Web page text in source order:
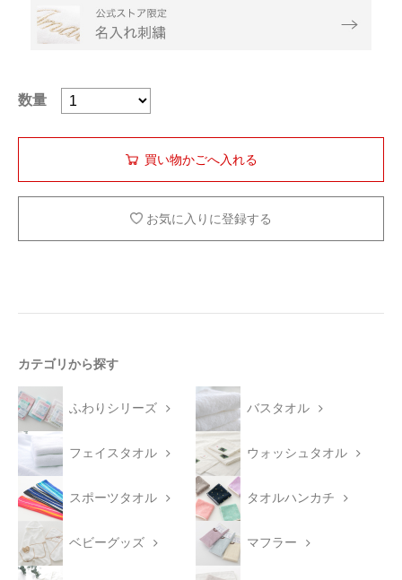
数量
お気に入りに登録する
カテゴリから探す
ふわりシリーズ バスタオル
フェイスタオル ウォッシュタオル
スポーツタオル タオルハンカチ
ベビーグッズ マフラー